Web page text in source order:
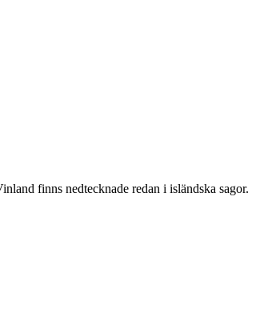
finns nedtecknade redan i isländska sagor.